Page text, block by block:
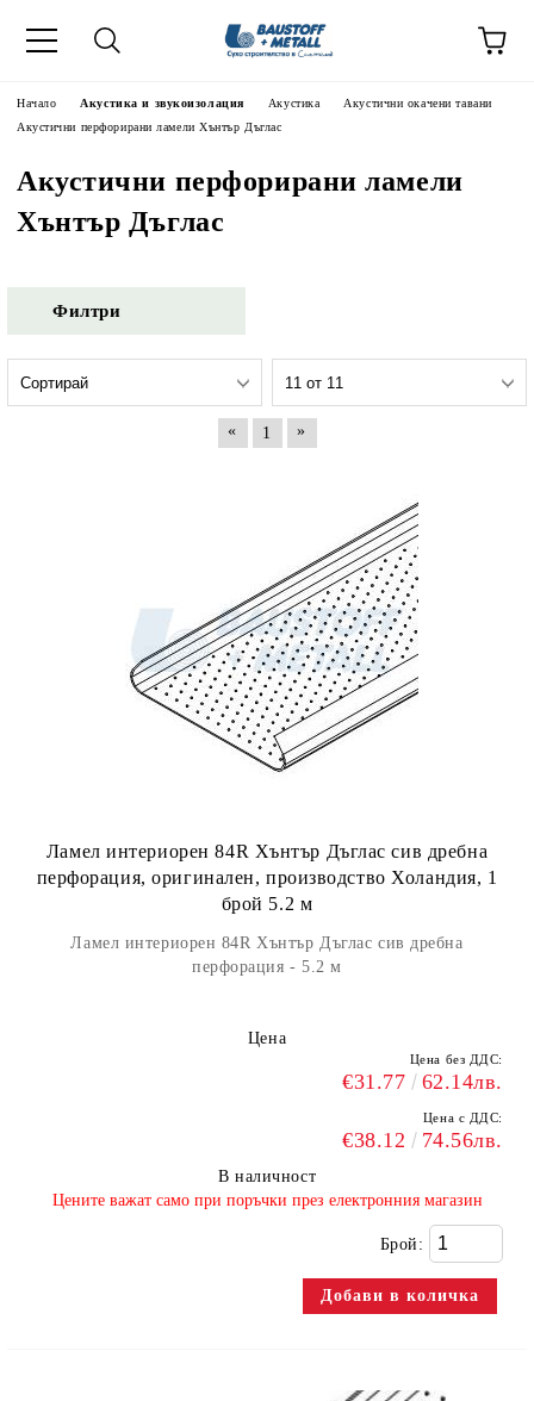
Начало Акустика и звукоизолация Акустика
Акустични окачени тавани
Акустични перфорирани ламели Хънтър Дъглас
Акустични перфорирани ламели
Хънтър Дъглас
Филтри
« 1 »
Ламел интериорен 84R Хънтър Дъглас сив дребна
перфорация, оригинален, производство Холандия, 1
брой 5.2 м
Ламел интериорен 84R Хънтър Дъглас сив дребна
перфорация - 5.2 м
Цена
Цена без ДДС:
€31.77 62.14лв.
Цена с ДДС:
€38.12 74.56лв.
В наличност
​Цените важат само при поръчки през електронния магазин
Брой: